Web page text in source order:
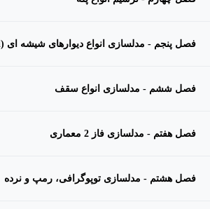
فصل پنجم - مدلسازی انواع دیوارهای شیشه ای (curtain wall)
فصل ششم - مدلسازی انواع سقف
فصل هفتم - مدلسازی فاز 2 معماری
فصل هشتم - مدلسازی توپوگرافی، رمپ و نرده